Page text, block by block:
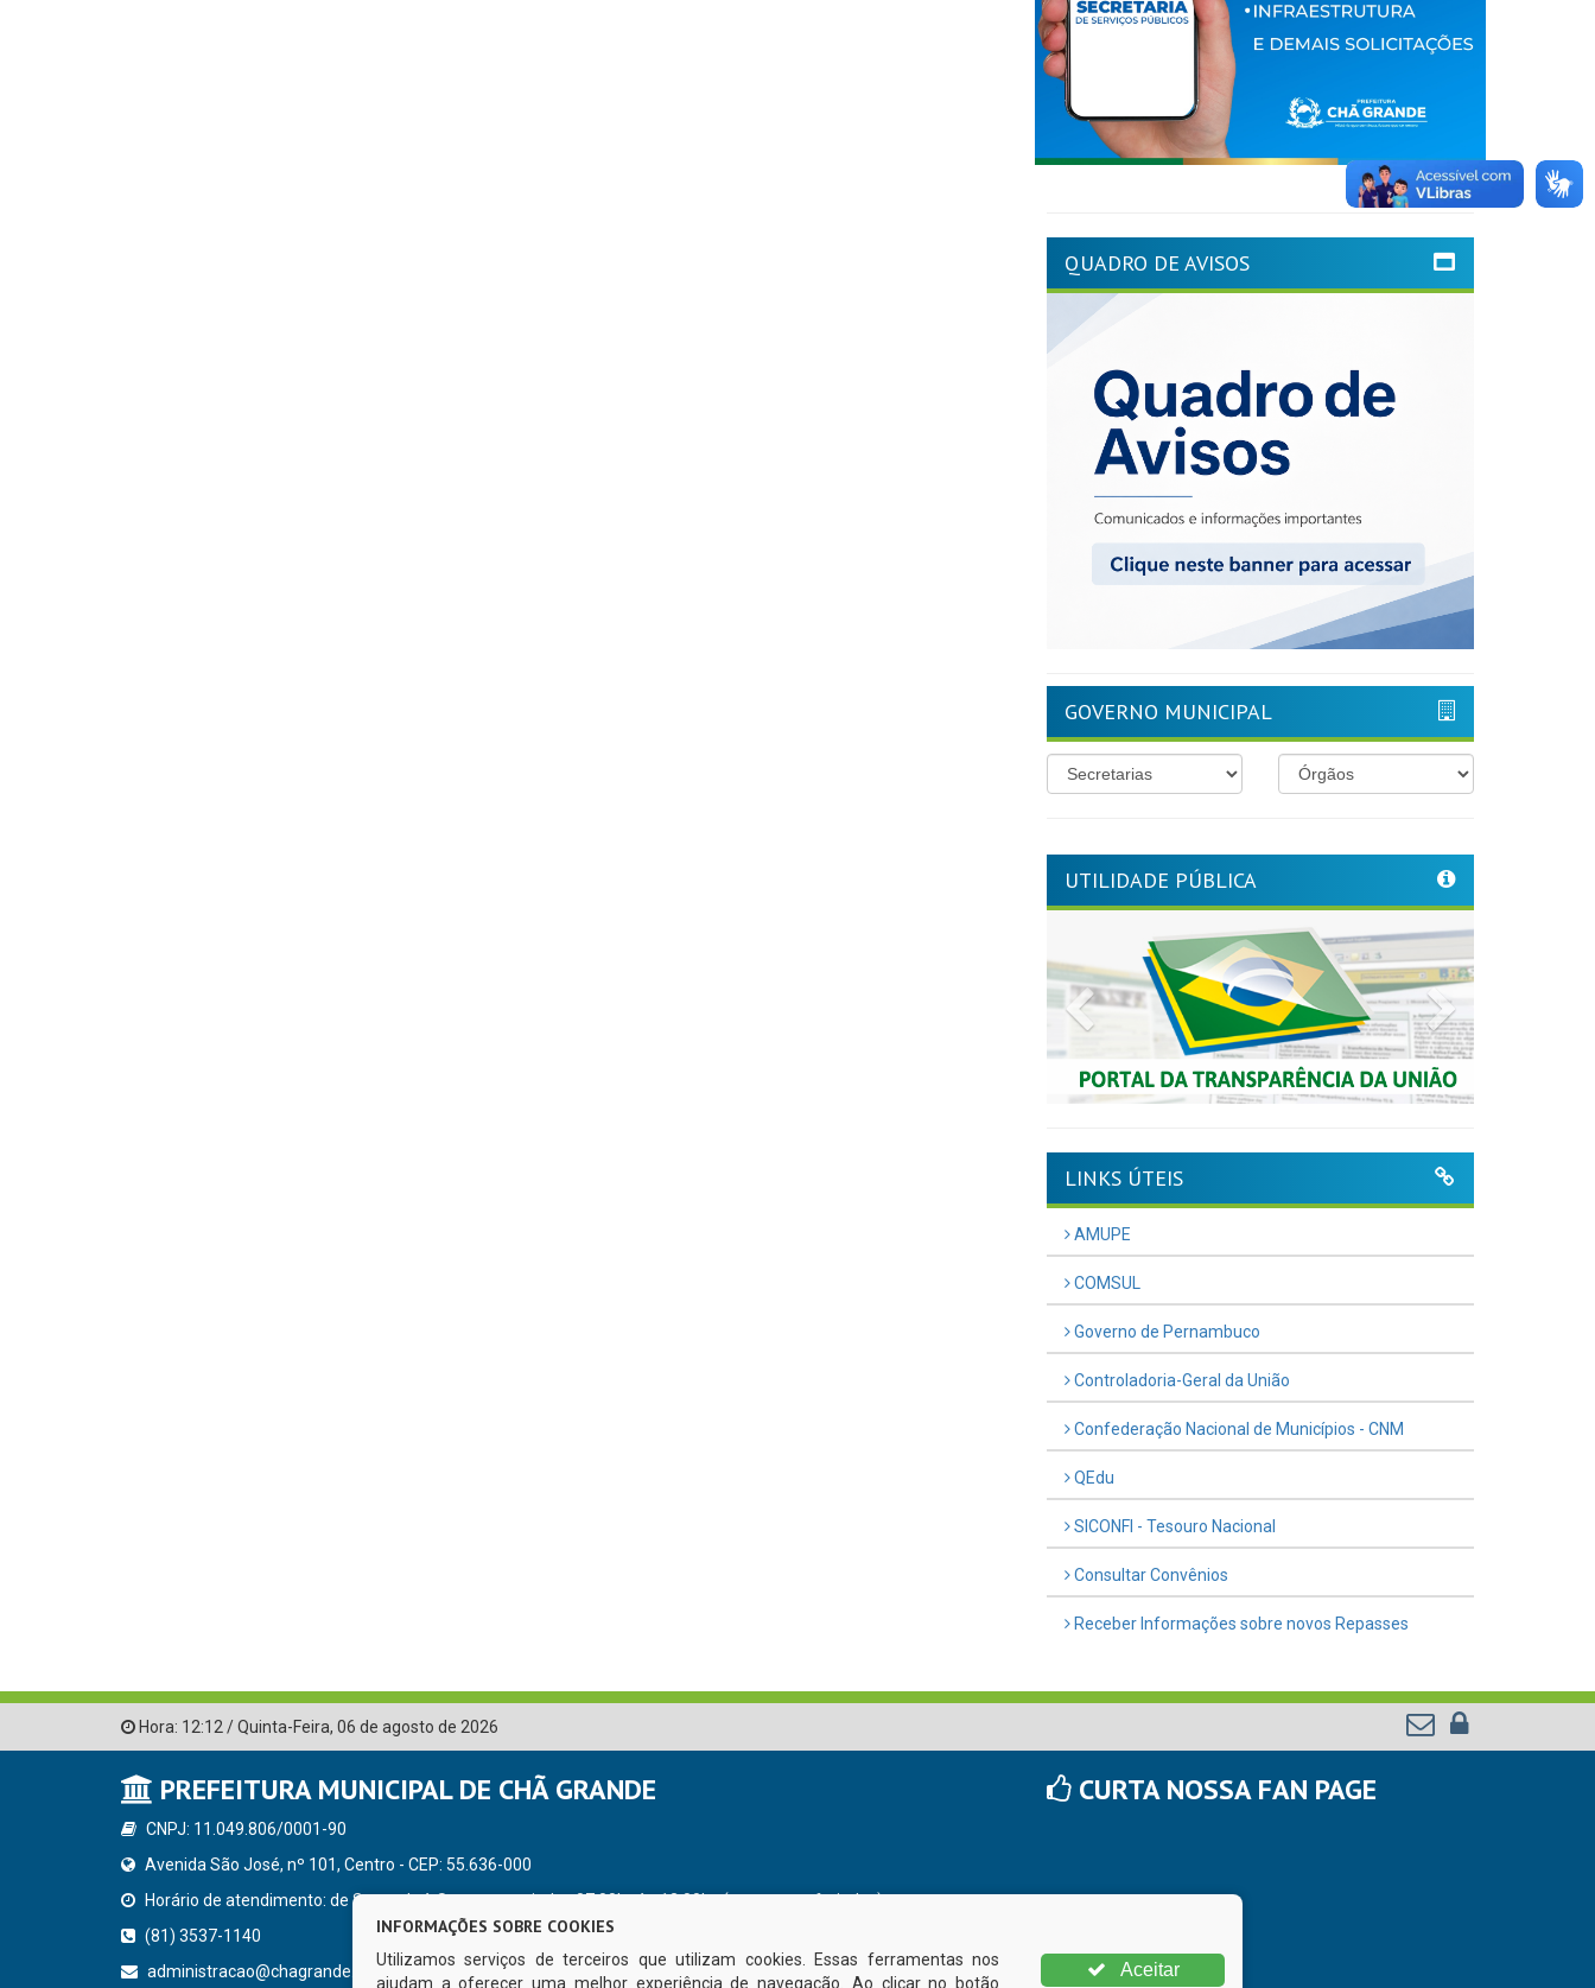
QUADRO DE AVISOS
GOVERNO MUNICIPAL
UTILIDADE PÚBLICA
Previous
LINKS ÚTEIS
AMUPE
COMSUL
Governo de Pernambuco
Controladoria-Geral da União
Confederação Nacional de Municípios - CNM
QEdu
SICONFI - Tesouro Nacional
Consultar Convênios
Receber Informações sobre novos Repasses
Hora: 12:12/Quinta-Feira, 06 de agosto de 2026
PREFEITURA MUNICIPAL DE CHÃ GRANDE
CNPJ: 11.049.806/0001-90
Avenida São José, nº 101, Centro - CEP: 55.636-000
Horário de atendimento: de Segunda à Sexta, a partir das 07:00hs às 13:00hs (exceto nos feriados)
(81) 3537-1140
administracao@chagrande.pe.gov.br
CURTA NOSSA FAN PAGE
INFORMAÇÕES SOBRE COOKIES
Utilizamos serviços de terceiros que utilizam cookies. Essas ferramentas nos
ajudam a oferecer uma melhor experiência de navegação. Ao clicar no botão
Aceitar